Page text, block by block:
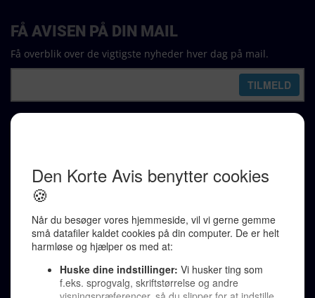
Karen Jespersen
Redaktionen kontaktes via mail til
redaktion@denkorteavis.dk
Telefonsvarer 20 30 10 96
Von Ostensgade 22, 2791 Dragør
LINKS
Tidligere aviser >
FÅ AVISEN PÅ DIN MAIL
Få overblik over de vigtigste nyheder hver dag på mail.